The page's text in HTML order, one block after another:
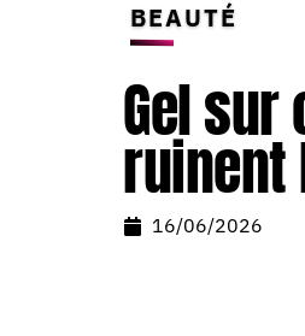
BEAUTÉ
Gel
ruinent
16/06/2026